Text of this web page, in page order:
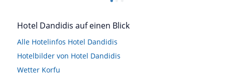
Hotel Dandidis auf einen Blick
Alle Hotelinfos Hotel Dandidis
Hotelbilder von Hotel Dandidis
Wetter Korfu